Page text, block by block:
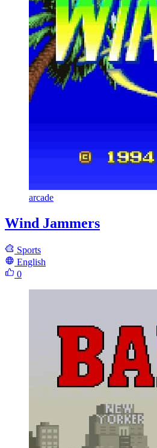
arcade
Wind Jammers
Sports
English
0